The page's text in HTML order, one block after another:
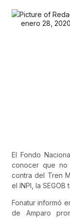
enero 28, 2020
El Fondo
conocer que no
contra del Tren
el INPI, la
Fonatur informó
de Amparo